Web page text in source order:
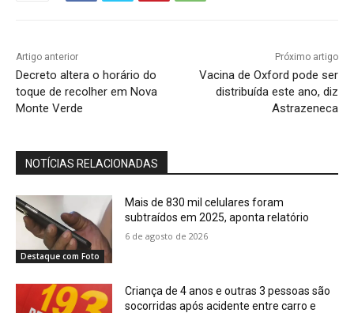
Artigo anterior
Decreto altera o horário do
toque de recolher em Nova
Monte Verde
Próximo artigo
Vacina de Oxford pode ser
distribuída este ano, diz
Astrazeneca
NOTÍCIAS RELACIONADAS
Destaque com Foto
Mais de 830 mil celulares foram
subtraídos em 2025, aponta relatório
6 de agosto de 2026
Criança de 4 anos e outras 3 pessoas são
socorridas após acidente entre carro e